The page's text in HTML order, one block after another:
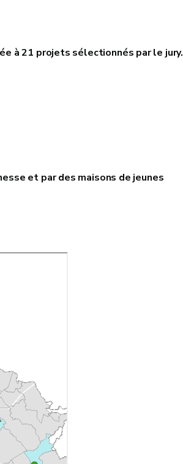
à 21 projets sélectionnés par le jury.
et par des maisons de jeunes